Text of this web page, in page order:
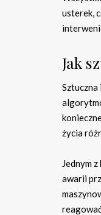
usterek,
Jak
życia
Jednym
awarii